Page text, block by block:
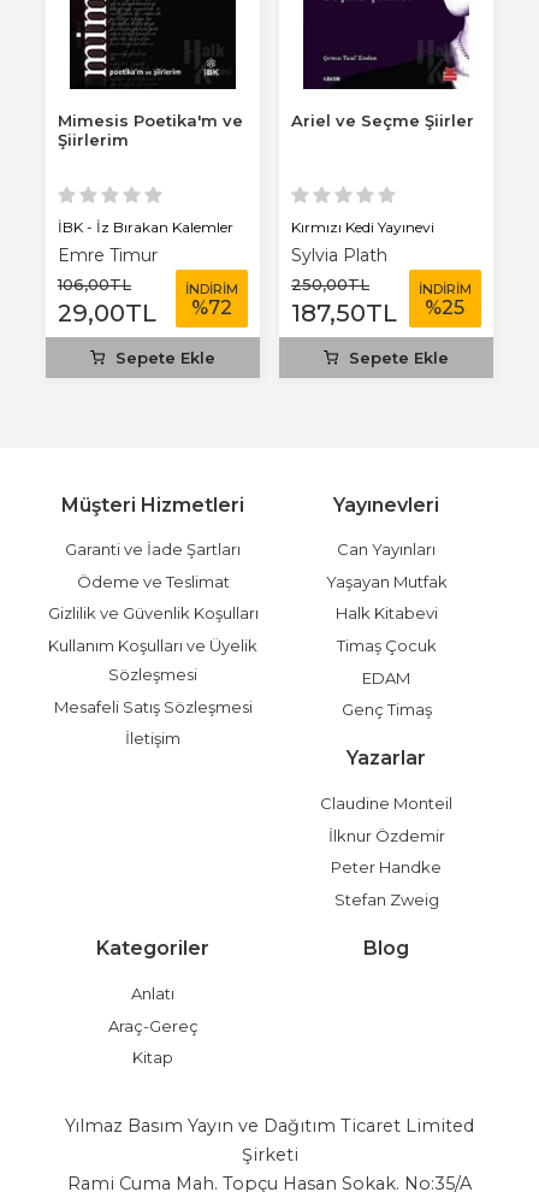
Mimesis Poetika'm ve
Şiirlerim
İBK - İz Bırakan Kalemler
Emre Timur
106,00TL
29,00TL
İNDİRİM
%72
Sepete Ekle
Ariel ve Seçme Şiirler
Kırmızı Kedi Yayınevi
Sylvia Plath
250,00TL
187,50TL
İNDİRİM
%25
Sepete Ekle
Müşteri Hizmetleri
Garanti ve İade Şartları
Ödeme ve Teslimat
Gizlilik ve Güvenlik Koşulları
Kullanım Koşulları ve Üyelik
Sözleşmesi
Mesafeli Satış Sözleşmesi
İletişim
Yayınevleri
Can Yayınları
Yaşayan Mutfak
Halk Kitabevi
Timaş Çocuk
EDAM
Genç Timaş
Yazarlar
Claudine Monteil
İlknur Özdemir
Peter Handke
Stefan Zweig
Kategoriler
Anlatı
Araç-Gereç
Kitap
Blog
Yılmaz Basım Yayın ve Dağıtım Ticaret Limited
Şirketi
Rami Cuma Mah. Topçu Hasan Sokak. No:35/A